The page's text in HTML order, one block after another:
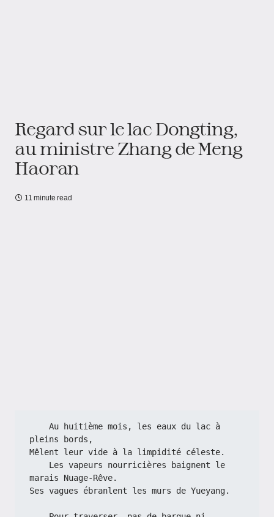
Regard sur le lac Dongting,
au ministre Zhang de Meng
Haoran
11 minute read
pleins bords,
Mêlent leur vide à la limpidité céleste.
marais Nuage-Rêve.
Ses vagues ébranlent les murs de Yueyang.